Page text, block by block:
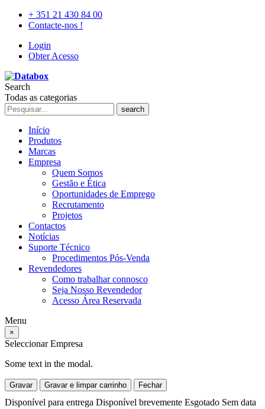
+ 351 21 430 84 00
Contacte-nos !
Login
Obter Acesso
Search
Todas as categorias
search
Início
Produtos
Marcas
Empresa
Quem Somos
Gestão e Ética
Oportunidades de Emprego
Recrutamento
Projetos
Contactos
Notícias
Suporte Técnico
Procedimentos Pós-Venda
Revendedores
Como trabalhar connosco
Seja Nosso Revendedor
Acesso Área Reservada
Menu
×
Seleccionar Empresa
Some text in the modal.
Gravar Gravar e limpar carrinho Fechar
Disponível para entrega Disponível brevemente Esgotado Sem data